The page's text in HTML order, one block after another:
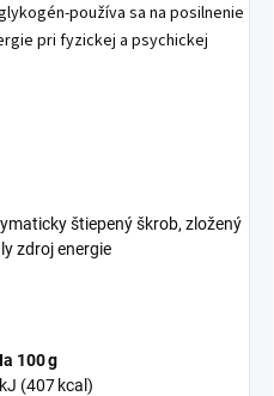
používa sa na posilnenie
pri fyzickej a psychickej
štiepený škrob, zložený
zdroj energie
100 g
(407 kcal)